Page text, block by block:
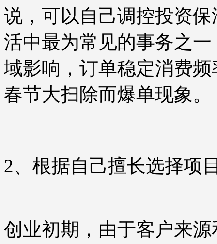
说，可以自己调控投资
活中最为常见的事务之
域影响，订单稳定消费
春节大扫除而爆单现象。
2、根据自己擅长选择项
创业初期，由于客户来